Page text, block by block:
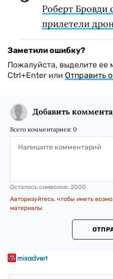
Роберт Бровди
прилетели
Заметили ошибку?
Пожалуйста, выделите
Ctrl+Enter или Отправить
Добавить
Всего комментариев: 0
Осталось символов: 2000
Авторизуйтесь, чтобы иметь
материалы